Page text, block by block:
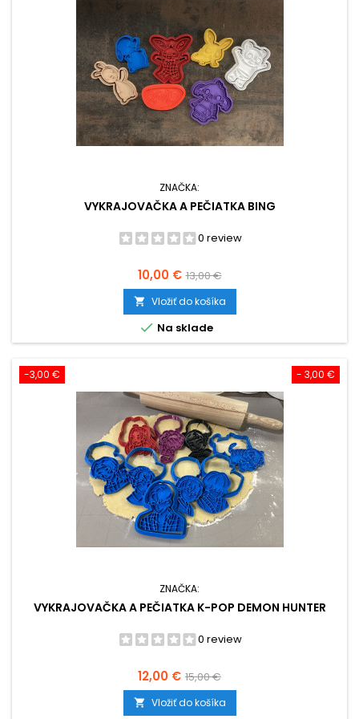
ZNAČKA:
VYKRAJOVAČKA A PEČIATKA BING
0 review
Cena
10,00 € Základná
cena
13,00 €
 Vložiť do košíka
 Na sklade
- 3,00 €
-3,00 €
ZNAČKA:
VYKRAJOVAČKA A PEČIATKA K-POP DEMON HUNTER
0 review
Cena
12,00 € Základná
cena
15,00 €
 Vložiť do košíka